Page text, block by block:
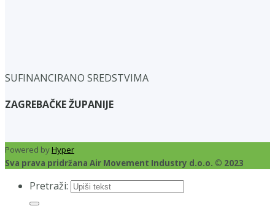
SUFINANCIRANO SREDSTVIMA
ZAGREBAČKE ŽUPANIJE
Powered byHyper
Sva prava pridržana Air Movement Industry d.o.o. © 2023
Pretraži: